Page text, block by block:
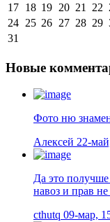
17 18 19 20 21 22
24 25 26 27 28 29
31
Новые
Фото ню
Алексей 22-
Да это получше
навоз и прав
cthutq 09-мар,